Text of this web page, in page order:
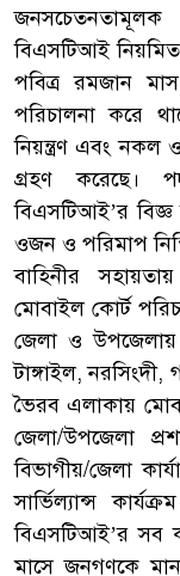
জনসচেতনতামূলক
বিএসটিআই নিয়মিত
পবিত্র রমজান
পরিচালনা করে
নিয়ন্ত্রণ এবং নকল
গ্রহণ করেছে।
বিএসটিআই’র বিজ্ঞ
ওজন ও পরিমাপ
বাহিনীর
মোবাইল কোর্ট
জেলা ও উপজেলায়
টাঙ্গাইল,
ভৈরব এলাকায়
জেলা/উপজেলা
বিভাগীয়/জেলা
সার্ভিল্যান্স
বিএসটিআই’র সব
মাসে জনগণকে